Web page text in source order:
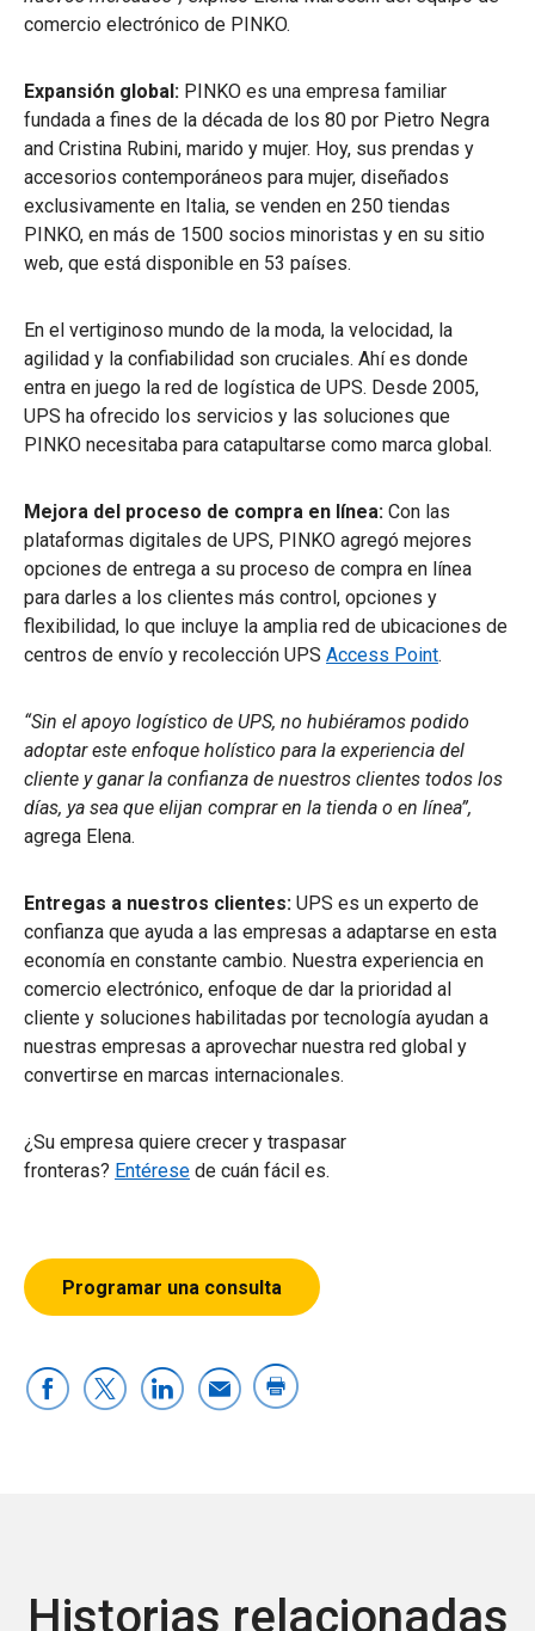
comercio electrónico de PINKO.
Expansión global: PINKO es una empresa familiar
fundada a fines de la década de los 80 por Pietro Negra
and Cristina Rubini, marido y mujer. Hoy, sus prendas y
accesorios contemporáneos para mujer, diseñados
exclusivamente en Italia, se venden en 250 tiendas
PINKO, en más de 1500 socios minoristas y en su sitio
web, que está disponible en 53 países.
En el vertiginoso mundo de la moda, la velocidad, la
agilidad y la confiabilidad son cruciales. Ahí es donde
entra en juego la red de logística de UPS. Desde 2005,
UPS ha ofrecido los servicios y las soluciones que
PINKO necesitaba para catapultarse como marca global.
Mejora del proceso de compra en línea: Con las
plataformas digitales de UPS, PINKO agregó mejores
opciones de entrega a su proceso de compra en línea
para darles a los clientes más control, opciones y
flexibilidad, lo que incluye la amplia red de ubicaciones de
centros de envío y recolección UPS Access Point.
“Sin el apoyo logístico de UPS, no hubiéramos podido
adoptar este enfoque holístico para la experiencia del
cliente y ganar la confianza de nuestros clientes todos los
días, ya sea que elijan comprar en la tienda o en línea”,
agrega Elena.
Entregas a nuestros clientes: UPS es un experto de
confianza que ayuda a las empresas a adaptarse en esta
economía en constante cambio. Nuestra experiencia en
comercio electrónico, enfoque de dar la prioridad al
cliente y soluciones habilitadas por tecnología ayudan a
nuestras empresas a aprovechar nuestra red global y
convertirse en marcas internacionales.
¿Su empresa quiere crecer y traspasar
fronteras? Entérese de cuán fácil es.
Programar una consulta
Historias relacionadas